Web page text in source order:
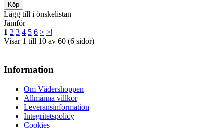
Lägg till i önskelistan
Jämför
1 2 3 4 5 6 > >|
Visar 1 till 10 av 60 (6 sidor)
Information
Om Vädershoppen
Allmänna villkor
Leveransinformation
Integritetspolicy
Cookies